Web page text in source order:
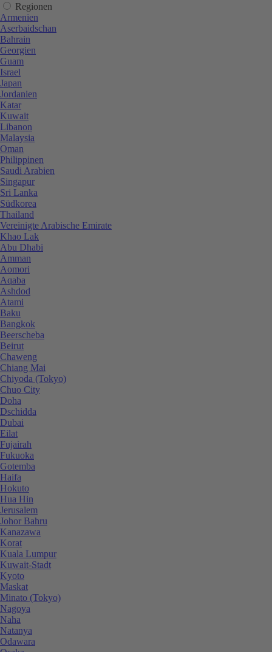
Regionen
Armenien
Aserbaidschan
Bahrain
Georgien
Guam
Israel
Japan
Jordanien
Katar
Kuwait
Libanon
Malaysia
Oman
Philippinen
Saudi Arabien
Singapur
Sri Lanka
Südkorea
Thailand
Vereinigte Arabische Emirate
Khao Lak
Abu Dhabi
Amman
Aomori
Aqaba
Ashdod
Atami
Baku
Bangkok
Beerscheba
Beirut
Chaweng
Chiang Mai
Chiyoda (Tokyo)
Chuo City
Doha
Dschidda
Dubai
Eilat
Fujairah
Fukuoka
Gotemba
Haifa
Hokuto
Hua Hin
Jerusalem
Johor Bahru
Kanazawa
Korat
Kuala Lumpur
Kuwait-Stadt
Kyoto
Maskat
Minato (Tokyo)
Nagoya
Naha
Natanya
Odawara